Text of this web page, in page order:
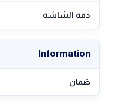
دقة الشاشة
Information
ضمان